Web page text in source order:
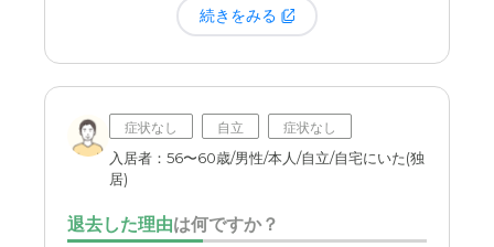
を思うと、もう少し温かみのある言葉がけがあって
りました。
二つ目は、費用に関する規定についてです。契約で
ある以上、仕方がないことは重々承知しています。
もかかわらず、支払った費用が返金されなかった
続きをみる
症状なし 自立 症状なし
入居者：56〜60歳/男性/本人/自立/自宅にいた(独
居)
退去した理由は何ですか？